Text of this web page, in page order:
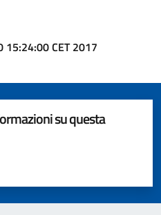
15:24:00 CET 2017
su questa
su 5
5